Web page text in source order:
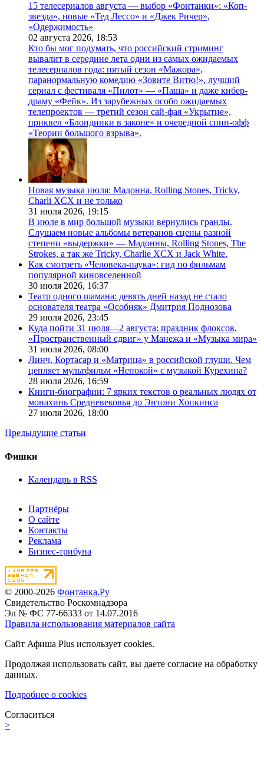
15 телесериалов августа — выбор «Фонтанки»: «Коп-
звезда», новые «Тед Лессо» и «Джек Ричер»,
«Одержимость»
02 августа 2026, 18:53
Кто бы мог подумать, что российский стриминг
вывалит в середине лета одни из самых ожидаемых
телесериалов года: пятый сезон «Мажора»,
паранормальную комедию «Зовите Витю!», лучший
сериал с фестиваля «Пилот» — «Паша» и даже кибер-
драму «Фейк». Из зарубежных особо ожидаемых
телепроектов — третий сезон сай-фая «Укрытие»,
приквел «Блондинки в законе» и очередной спин-офф
«Теории большого взрыва».
Новая музыка июля: Мадонна, Rolling Stones, Tricky,
Charli XCX и не только
31 июля 2026, 19:15
В июле в мир большой музыки вернулись гранды.
Слушаем новые альбомы ветеранов сцены разной
степени «выдержки» — Мадонны, Rolling Stones, The
Strokes, а так же Tricky, Charlie XCX и Jack White.
Как смотреть «Человека-паука»: гид по фильмам
популярной киновселенной
30 июля 2026, 16:37
Театр одного шамана: девять дней назад не стало
основателя театра «Особняк» Дмитрия Поднозова
29 июля 2026, 23:45
Куда пойти 31 июля—2 августа: праздник флоксов,
«Пространственный сдвиг» у Манежа и «Музыка мира»
31 июля 2026, 08:00
Линч, Кортасар и «Матрица» в российской глуши. Чем
цепляет мультфильм «Непокой» с музыкой Курехина?
28 июля 2026, 16:59
Книги-биографии: 7 ярких текстов о реальных людях от
монахинь Средневековья до Энтони Хопкинса
27 июля 2026, 18:00
Предыдущие статьи
Фишки
Календарь в RSS
Партнёры
О сайте
Контакты
Реклама
Бизнес-трибуна
© 2000-2026 Фонтанка.Ру
Свидетельство Роскомнадзора
Эл № ФС 77-66333 от 14.07.2016
Правила использования материалов сайта
Сайт Афиша Plus использует cookies.
Продолжая использовать сайт, вы даете согласие на обработку
данных.
Подробнее о cookies
Согласиться
>